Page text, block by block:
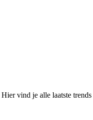
vind je alle laatste